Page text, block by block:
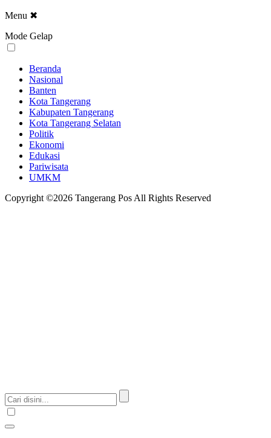
Menu ✖
Mode Gelap
Beranda
Nasional
Banten
Kota Tangerang
Kabupaten Tangerang
Kota Tangerang Selatan
Politik
Ekonomi
Edukasi
Pariwisata
UMKM
Copyright ©2026 Tangerang Pos All Rights Reserved